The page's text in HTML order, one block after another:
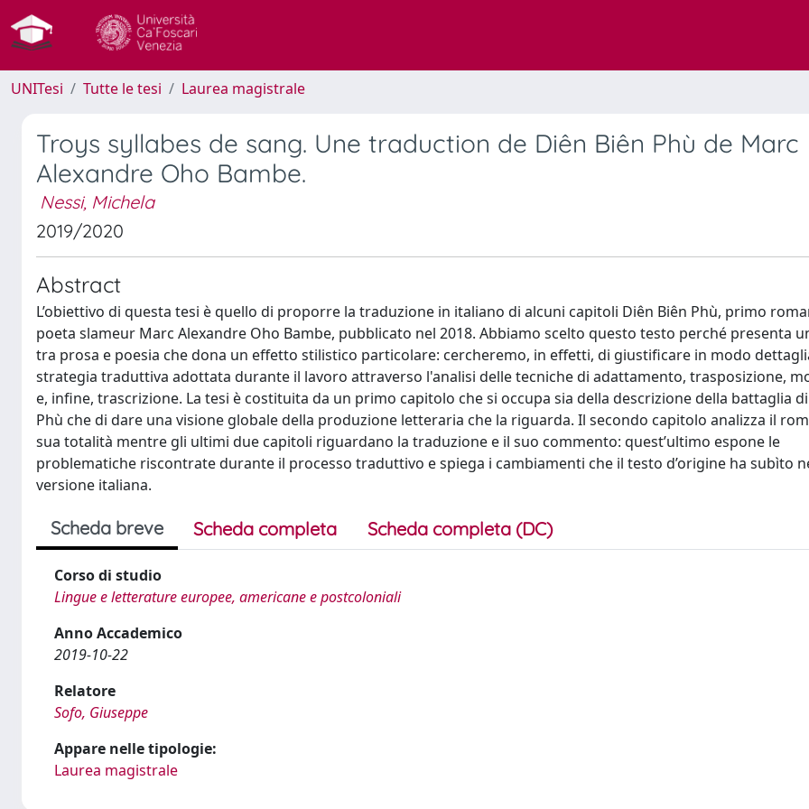
UNITesi Tutte le tesi Laurea magistrale
Troys syllabes de sang. Une traduction de Diên Biên Phù de Marc
Alexandre Oho Bambe.
Nessi, Michela
2019/2020
Abstract
L’obiettivo di questa tesi è quello di proporre la traduzione in italiano di alcuni capitoli Diên Biên Phù, primo
poeta slameur Marc Alexandre Oho Bambe, pubblicato nel 2018. Abbiamo scelto questo testo perché presenta
tra prosa e poesia che dona un effetto stilistico particolare: cercheremo, in effetti, di giustificare in modo
strategia traduttiva adottata durante il lavoro attraverso l'analisi delle tecniche di adattamento, trasposizione,
e, infine, trascrizione. La tesi è costituita da un primo capitolo che si occupa sia della descrizione della battaglia
Phù che di dare una visione globale della produzione letteraria che la riguarda. Il secondo capitolo analizza il
sua totalità mentre gli ultimi due capitoli riguardano la traduzione e il suo commento: quest’ultimo espone le
problematiche riscontrate durante il processo traduttivo e spiega i cambiamenti che il testo d’origine ha subìto
versione italiana.
Scheda breve Scheda completa Scheda completa (DC)
Corso di studio
Lingue e letterature europee, americane e postcoloniali
Anno Accademico
2019-10-22
Relatore
Sofo, Giuseppe
Appare nelle tipologie:
Laurea magistrale